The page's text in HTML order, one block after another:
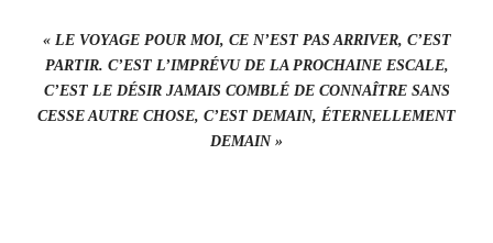
« LE VOYAGE POUR MOI, CE N’EST PAS ARRIVER, C’EST
PARTIR. C’EST L’IMPRÉVU DE LA PROCHAINE ESCALE,
C’EST LE DÉSIR JAMAIS COMBLÉ DE CONNAÎTRE SANS
CESSE AUTRE CHOSE, C’EST DEMAIN, ÉTERNELLEMENT
DEMAIN »